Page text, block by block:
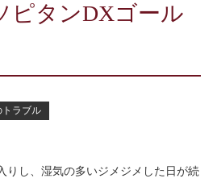
ピタンDXゴール
トラブル
し、湿気の多いジメジメした日が続